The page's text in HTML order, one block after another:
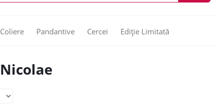
Coliere Pandantive Cercei Ediție Limitată